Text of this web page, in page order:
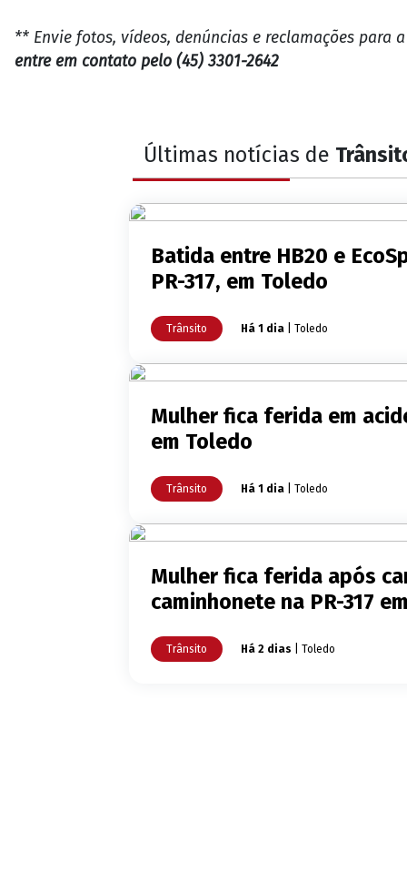
** Envie fotos, vídeos, denúncias e reclamações para
entre em contato pelo (45) 3301-2642
Últimas notícias de
Batida entre HB20 e
PR-317, em Toledo
Trânsito Há 1 dia | Toledo
Mulher fica ferida em
em Toledo
Trânsito Há 1 dia | Toledo
Mulher fica ferida após
caminhonete na PR-317
Trânsito Há 2 dias | Toledo